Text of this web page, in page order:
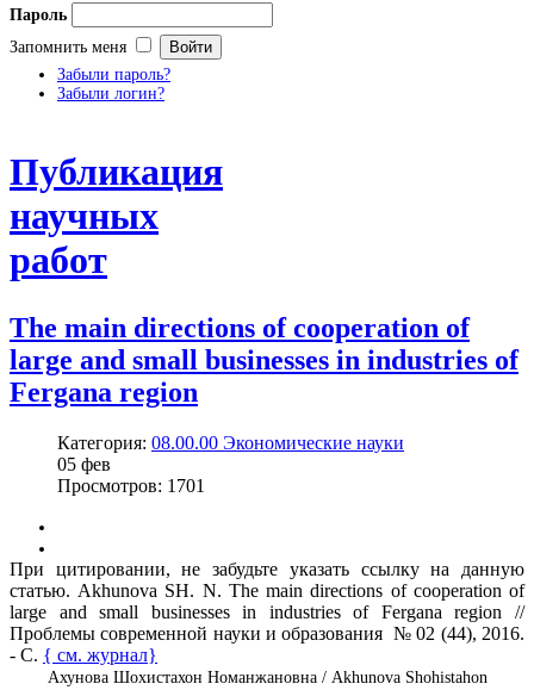
Пароль
Запомнить меня
Забыли пароль?
Забыли логин?
Публикация
научных
работ
The main directions of cooperation of
large and small businesses in industries of
Fergana region
Категория: 08.00.00 Экономические науки
05 фев
Просмотров: 1701
При цитировании, не забудьте указать ссылку на данную
статью. Akhunova SH. N. The main directions of cooperation of
large and small businesses in industries of Fergana region //
Проблемы современной науки и образования № 02 (44), 2016.
- С. { см. журнал}
Ахунова Шохистахон Номанжановна / Akhunova Shohistahon